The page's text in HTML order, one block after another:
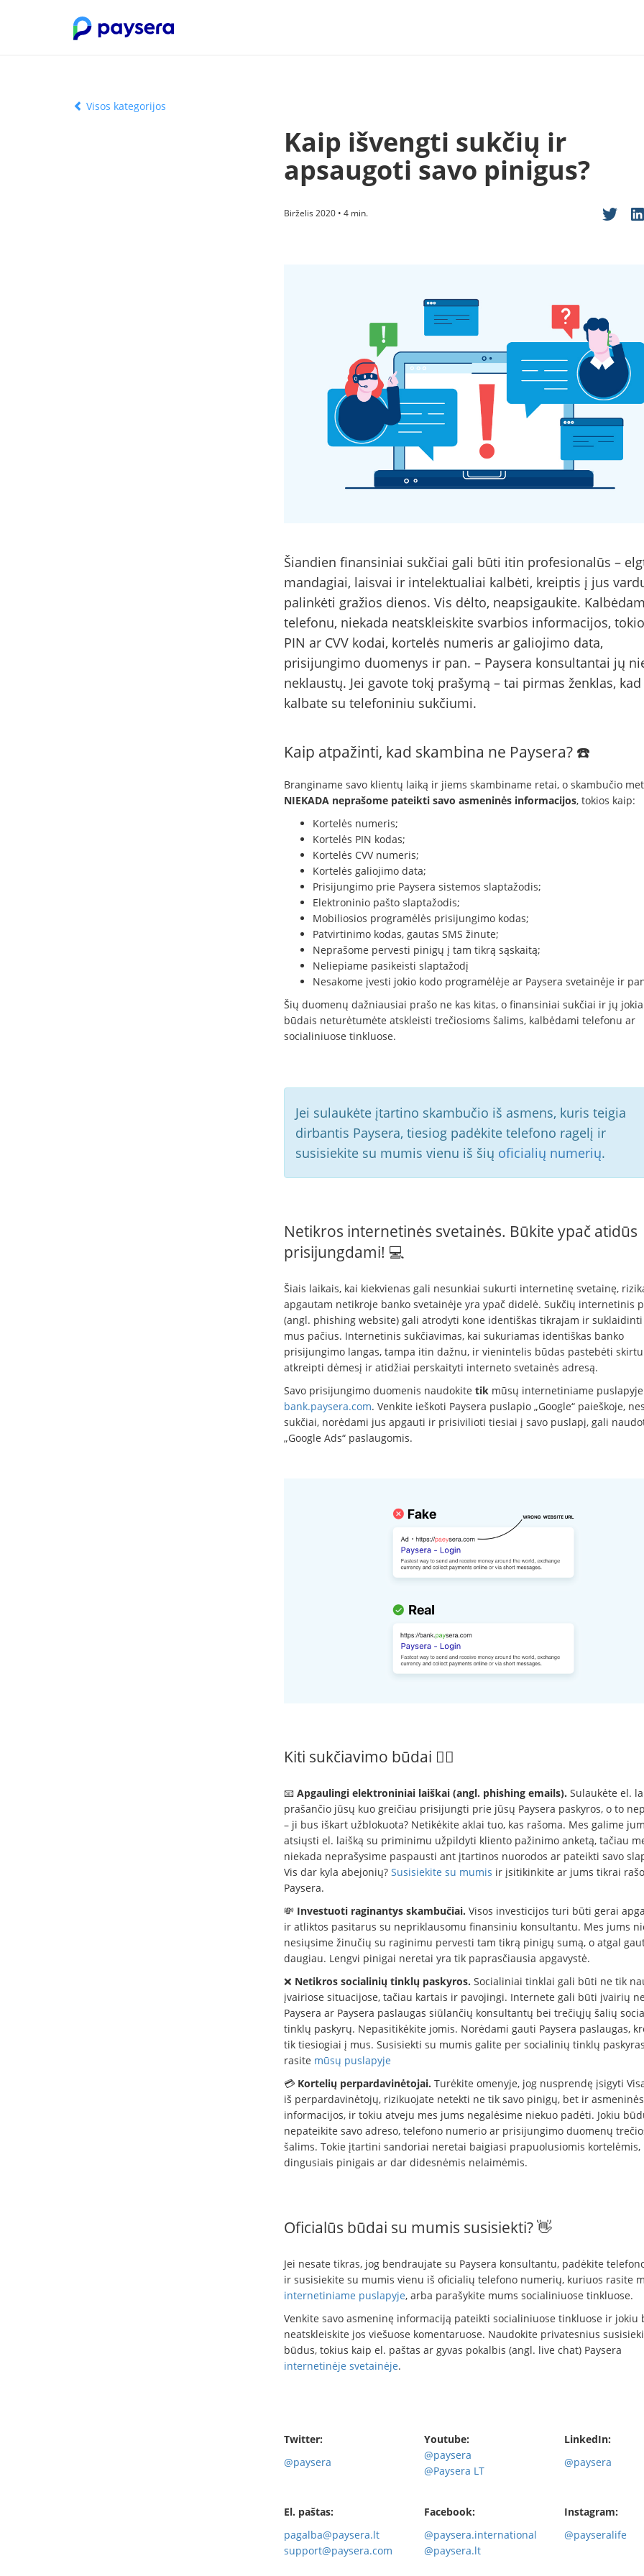
Visos kategorijos
Kaip išvengti sukčių ir
apsaugoti savo pinigus?
Birželis 2020 • 4 min.
Šiandien finansiniai sukčiai gali būti itin profesionalūs –
mandagiai, laisvai ir intelektualiai kalbėti, kreiptis į jus
palinkėti gražios dienos. Vis dėlto, neapsigaukite.
telefonu, niekada neatskleiskite svarbios informacijos,
PIN ar CVV kodai, kortelės numeris ar galiojimo data,
prisijungimo duomenys ir pan. – Paysera konsultantai jų
neklaustų. Jei gavote tokį prašymą – tai pirmas ženklas, kad
kalbate su telefoniniu sukčiumi.
Kaip atpažinti, kad skambina ne Paysera? ☎️
Branginame savo klientų laiką ir jiems skambiname retai, o skambučio
NIEKADA neprašome pateikti savo asmeninės informacijos, tokios kaip:
Kortelės numeris;
Kortelės PIN kodas;
Kortelės CVV numeris;
Kortelės galiojimo data;
Prisijungimo prie Paysera sistemos slaptažodis;
Elektroninio pašto slaptažodis;
Mobiliosios programėlės prisijungimo kodas;
Patvirtinimo kodas, gautas SMS žinute;
Neprašome pervesti pinigų į tam tikrą sąskaitą;
Neliepiame pasikeisti slaptažodį
Nesakome įvesti jokio kodo programėlėje ar Paysera svetainėje ir
Šių duomenų dažniausiai prašo ne kas kitas, o finansiniai sukčiai ir jų
būdais neturėtumėte atskleisti trečiosioms šalims, kalbėdami telefonu ar
socialiniuose tinkluose.
Jei sulaukėte įtartino skambučio iš asmens, kuris teigia
dirbantis Paysera, tiesiog padėkite telefono ragelį ir
susisiekite su mumis vienu iš šių oficialių numerių.
Netikros internetinės svetainės. Būkite ypač atidūs
prisijungdami! 💻
Šiais laikais, kai kiekvienas gali nesunkiai sukurti internetinę svetainę,
apgautam netikroje banko svetainėje yra ypač didelė. Sukčių internetinis
(angl. phishing website) gali atrodyti kone identiškas tikrajam ir
mus pačius. Internetinis sukčiavimas, kai sukuriamas identiškas banko
prisijungimo langas, tampa itin dažnu, ir vienintelis būdas pastebėti
atkreipti dėmesį ir atidžiai perskaityti interneto svetainės adresą.
Savo prisijungimo duomenis naudokite tikmūsų internetiniame puslapyje
bank.paysera.com. Venkite ieškoti Paysera puslapio „Google“ paieškoje,
sukčiai, norėdami jus apgauti ir prisivilioti tiesiai į savo puslapį, gali
„Google Ads“ paslaugomis.
Kiti sukčiavimo būdai 🕵️‍♂️
📧 Apgaulingi elektroniniai laiškai (angl. phishing emails). Sulaukėte el.
prašančio jūsų kuo greičiau prisijungti prie jūsų Paysera paskyros, o to
– ji bus iškart užblokuota? Netikėkite aklai tuo, kas rašoma. Mes galime
atsiųsti el. laišką su priminimu užpildyti kliento pažinimo anketą, tačiau
niekada neprašysime paspausti ant įtartinos nuorodos ar pateikti savo
Vis dar kyla abejonių? Susisiekite su mumis ir įsitikinkite ar jums tikrai rašo
Paysera.
💸Investuoti raginantys skambučiai. Visos investicijos turi būti gerai
ir atliktos pasitarus su nepriklausomu finansiniu konsultantu. Mes jums
nesiųsime žinučių su raginimu pervesti tam tikrą pinigų sumą, o atgal
daugiau. Lengvi pinigai neretai yra tik paprasčiausia apgavystė.
❌ Netikros socialinių tinklų paskyros. Socialiniai tinklai gali būti ne tik
įvairiose situacijose, tačiau kartais ir pavojingi. Internete gali būti įvairių
Paysera ar Paysera paslaugas siūlančių konsultantų bei trečiųjų šalių
tinklų paskyrų. Nepasitikėkite jomis. Norėdami gauti Paysera paslaugas,
tik tiesiogiai į mus. Susisiekti su mumis galite per socialinių tinklų
rasite mūsų puslapyje
💳 Kortelių perpardavinėtojai. Turėkite omenyje, jog nusprendę įsigyti
iš perpardavinėtojų, rizikuojate netekti ne tik savo pinigų, bet ir asmeninės
informacijos, ir tokiu atveju mes jums negalėsime niekuo padėti. Jokiu
nepateikite savo adreso, telefono numerio ar prisijungimo duomenų
šalims. Tokie įtartini sandoriai neretai baigiasi prapuolusiomis kortelėmis,
dingusiais pinigais ar dar didesnėmis nelaimėmis.
Oficialūs būdai su mumis susisiekti? 👋
Jei nesate tikras, jog bendraujate su Paysera konsultantu, padėkite
ir susisiekite su mumis vienu iš oficialių telefono numerių, kuriuos rasite
internetiniame puslapyje, arba parašykite mums socialiniuose tinkluose.
Venkite savo asmeninę informaciją pateikti socialiniuose tinkluose ir jokiu
neatskleiskite jos viešuose komentaruose. Naudokite privatesnius
būdus, tokius kaip el. paštas ar gyvas pokalbis (angl. live chat) Paysera
internetinėje svetainėje.
Twitter:
@paysera
Youtube:
@paysera
@Paysera LT
LinkedIn:
@paysera
El. paštas:
pagalba@paysera.lt
support@paysera.com
Facebook:
@paysera.international
@paysera.lt
Instagram:
@payseralife